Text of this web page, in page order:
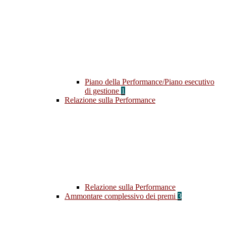
Piano della Performance/Piano esecutivo
di gestione 1
Relazione sulla Performance
Relazione sulla Performance
Ammontare complessivo dei premi 3